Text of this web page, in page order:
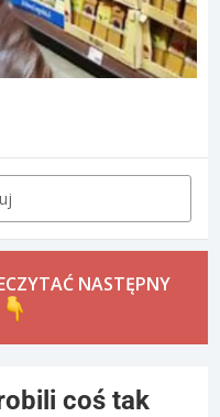
NASTĘPNY
coś tak